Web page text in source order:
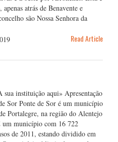
atrás de Benavente e
são Nossa Senhora da
Read Article
instituição aqui» Apresentação
Sor Ponte de Sor é um município
Portalegre, na região do Alentejo
município com 16 722
de 2011, estando dividido em